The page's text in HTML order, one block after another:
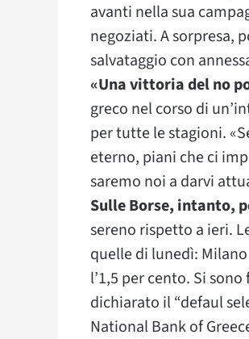
avanti nella sua
negoziati. A sorpresa,
salvataggio con
«Una vittoria del no
greco nel corso di
per tutte le stagioni.
eterno, piani che ci
saremo noi a darvi
Sulle Borse, intanto,
sereno rispetto a ieri.
quelle di lunedì: Milano
l’1,5 per cento. Si
dichiarato il “defaul
National Bank of